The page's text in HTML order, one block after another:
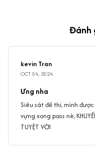
Đánh
kevin Tran
OCT 04, 2024
Ưng nha
Siêu sát đề thi, mình
vựng xong pass nè,
TUYỆT VỜI